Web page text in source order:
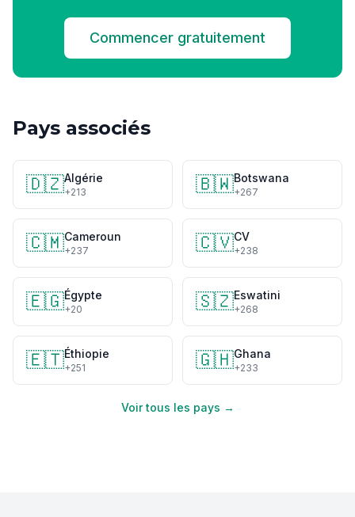
Commencer gratuitement
Pays associés
🇩🇿Algérie
+213 🇧🇼Botswana
+267
🇨🇲Cameroun
+237 🇨🇻CV
+238
🇪🇬Égypte
+20 🇸🇿Eswatini
+268
🇪🇹Éthiopie
+251 🇬🇭Ghana
+233
Voir tous les pays →